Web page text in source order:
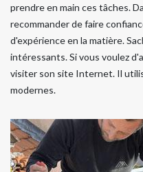
prendre en main ces tâches.
recommander de faire
d'expérience en la matière.
intéressants. Si vous voulez
visiter son site Internet. Il
modernes.